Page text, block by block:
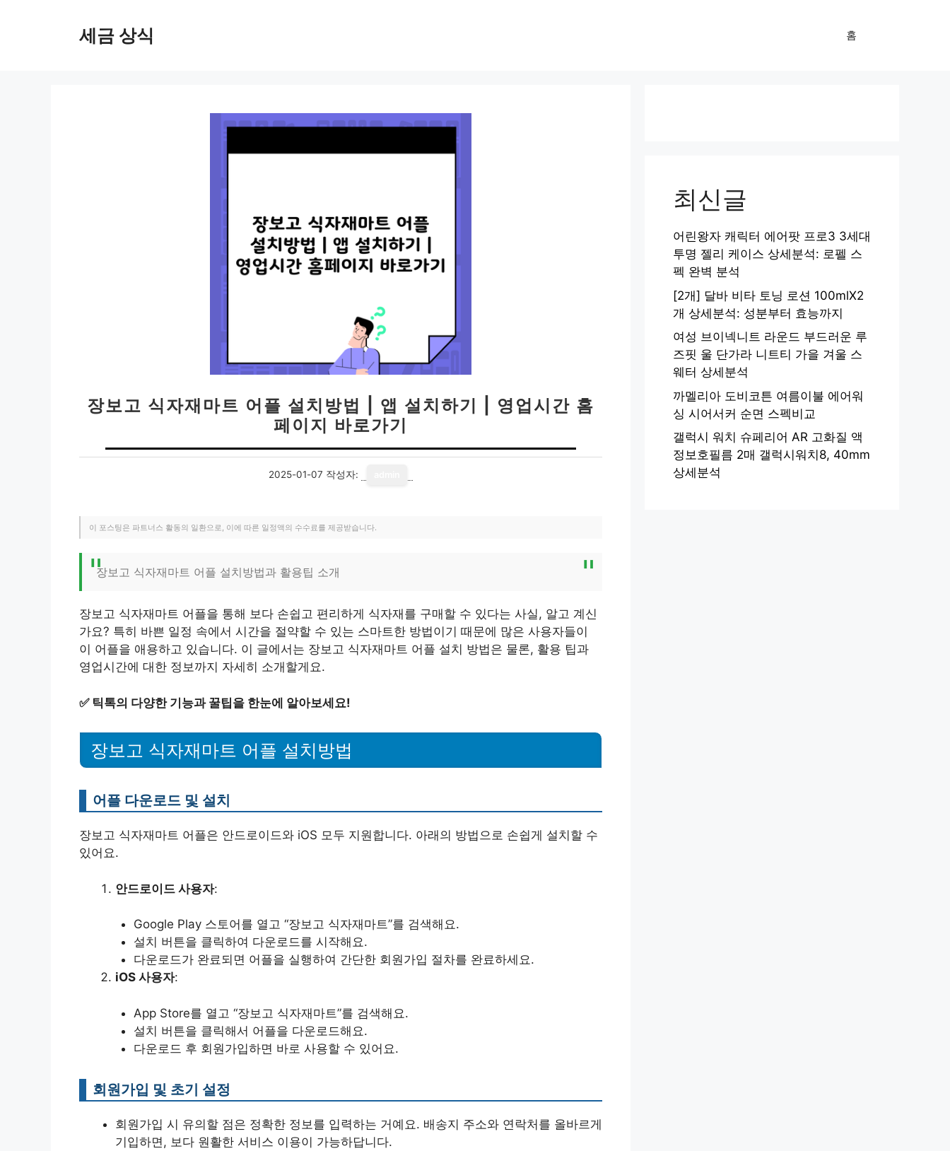
세금 상식 홈
장보고 식자재마트 어플 설치방법 | 앱 설치하기 | 영업시간 홈
페이지 바로가기
2025-01-07 작성자:
이 포스팅은 파트너스 활동의 일환으로, 이에 따른 일정액의 수수료를 제공받습니다.
장보고 식자재마트 어플 설치방법과 활용팁 소개
장보고 식자재마트 어플을 통해 보다 손쉽고 편리하게 식자재를 구매할 수 있다는 사실, 알고 계신
가요? 특히 바쁜 일정 속에서 시간을 절약할 수 있는 스마트한 방법이기 때문에 많은 사용자들이
이 어플을 애용하고 있습니다. 이 글에서는 장보고 식자재마트 어플 설치 방법은 물론, 활용 팁과
영업시간에 대한 정보까지 자세히 소개할게요.
✅ 틱톡의 다양한 기능과 꿀팁을 한눈에 알아보세요!
장보고 식자재마트 어플 설치방법
어플 다운로드 및 설치
장보고 식자재마트 어플은 안드로이드와 iOS 모두 지원합니다. 아래의 방법으로 손쉽게 설치할 수
있어요.
안드로이드 사용자:
Google Play 스토어를 열고 “장보고 식자재마트”를 검색해요.
설치 버튼을 클릭하여 다운로드를 시작해요.
다운로드가 완료되면 어플을 실행하여 간단한 회원가입 절차를 완료하세요.
iOS 사용자:
App Store를 열고 “장보고 식자재마트”를 검색해요.
설치 버튼을 클릭해서 어플을 다운로드해요.
다운로드 후 회원가입하면 바로 사용할 수 있어요.
회원가입 및 초기 설정
회원가입 시 유의할 점은 정확한 정보를 입력하는 거예요. 배송지 주소와 연락처를 올바르게
기입하면, 보다 원활한 서비스 이용이 가능하답니다.
최신글
어린왕자 캐릭터 에어팟 프로3 3세대
투명 젤리 케이스 상세분석: 로펠 스
펙 완벽 분석
[2개] 달바 비타 토닝 로션 100mlX2
개 상세분석: 성분부터 효능까지
여성 브이넥니트 라운드 부드러운 루
즈핏 울 단가라 니트티 가을 겨울 스
웨터 상세분석
까멜리아 도비코튼 여름이불 에어워
싱 시어서커 순면 스펙비교
갤럭시 워치 슈페리어 AR 고화질 액
정보호필름 2매 갤럭시워치8, 40mm
상세분석